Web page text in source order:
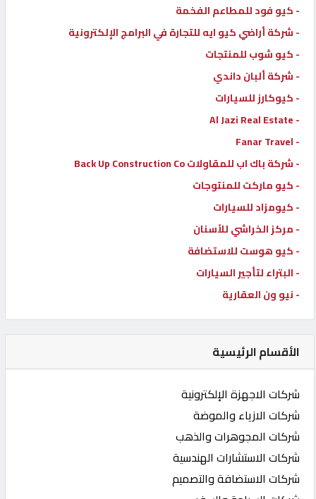
الدليل
القطري
POWERED
QHOST
- كيو فود للمطاعم الفخمة
- شركة أراضي كيو ايه للتجارة في البرامج الإلكترونية
- كيو شوب للمنتجات
- شركة ألبان داندي
- كيوكارز للسيارات
- Al Jazi Real Estate
- Fanar Travel
- شركة باك اب للمقاولات Back Up Construction Co
- كيو ماركت للمنتوجات
- كيومزاد للسيارات
- مركز الخراشي للأسنان
- كيو هوست للاستضافة
- البتراء لتأجير السيارات
- نيو ون العقارية
الأقسام الرئيسية
شركات الاجهزة الإلكترونية
شركات الازياء والموضة
شركات المجوهرات والذهب
شركات الاستشارات الهندسية
شركات الاستضافة والتصميم